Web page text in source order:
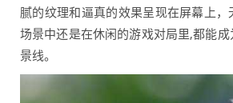
腻的纹理和逼真的效果呈现在屏幕上
场景中还是在休闲的游戏对局里,都能
景线。